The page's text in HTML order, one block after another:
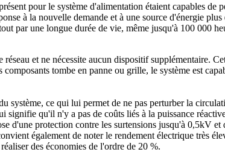
pour le système d'alimentation étaient capables
à la nouvelle demande et à une source d'énergie
par une longue durée de vie, même jusqu'à 100 000
réseau et ne nécessite aucun dispositif supplémentaire.
tombe en panne ou grille, le système est
système, ce qui lui permet de ne pas perturber la
signifie qu'il n'y a pas de coûts liés à la puissance
d'une protection contre les surtensions jusqu'à 0,5kV
également de noter le rendement électrique très
des économies de l'ordre de 20 %.